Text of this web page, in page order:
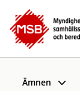
Ämnen